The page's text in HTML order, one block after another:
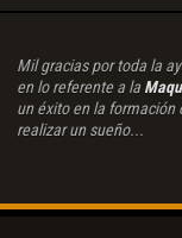
Mil gracias por toda la
en lo referente a la
un éxito en la formación
realizar un sueño...